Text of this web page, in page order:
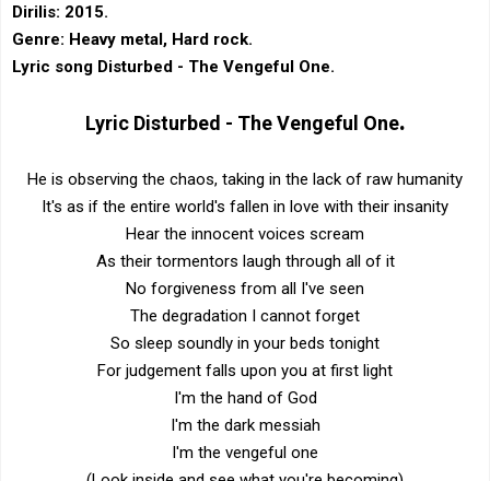
Dirilis: 2015.
Genre: Heavy metal, Hard rock.
Lyric song Disturbed - The Vengeful One.
Lyric Disturbed - The Vengeful One.
He is observing the chaos, taking in the lack of raw humanity
It's as if the entire world's fallen in love with their insanity
Hear the innocent voices scream
As their tormentors laugh through all of it
No forgiveness from all I've seen
The degradation I cannot forget
So sleep soundly in your beds tonight
For judgement falls upon you at first light
I'm the hand of God
I'm the dark messiah
I'm the vengeful one